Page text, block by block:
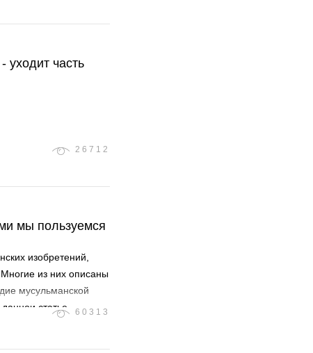
уходит часть
26712
мы пользуемся
изобретений,
из них описаны
мусульманской
статье.
60313